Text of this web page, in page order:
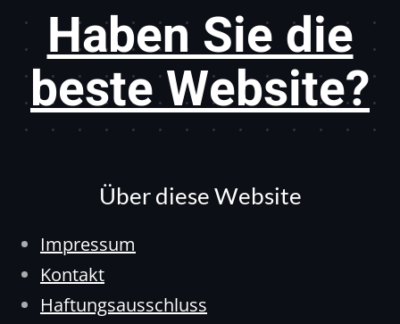
Haben Sie die
beste Website?
Über diese Website
Impressum
Kontakt
Haftungsausschluss